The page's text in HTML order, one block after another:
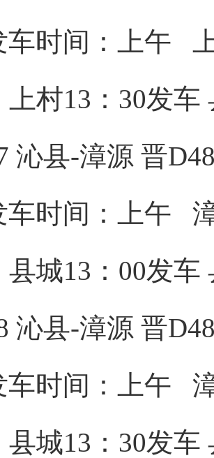
间：上午 上
村13：30发车
县-漳源 晋
间：上午 漳
城13：00发车
县-漳源 晋
间：上午 漳
城13：30发车